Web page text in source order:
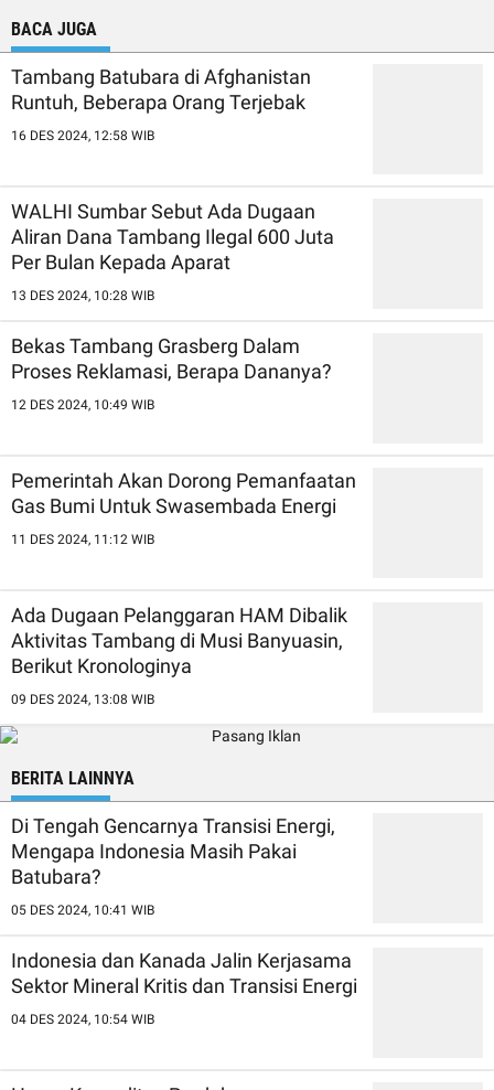
BACA JUGA
Tambang Batubara di Afghanistan
Runtuh, Beberapa Orang Terjebak
16 DES 2024, 12:58 WIB
WALHI Sumbar Sebut Ada Dugaan
Aliran Dana Tambang Ilegal 600 Juta
Per Bulan Kepada Aparat
13 DES 2024, 10:28 WIB
Bekas Tambang Grasberg Dalam
Proses Reklamasi, Berapa Dananya?
12 DES 2024, 10:49 WIB
Pemerintah Akan Dorong Pemanfaatan
Gas Bumi Untuk Swasembada Energi
11 DES 2024, 11:12 WIB
Ada Dugaan Pelanggaran HAM Dibalik
Aktivitas Tambang di Musi Banyuasin,
Berikut Kronologinya
09 DES 2024, 13:08 WIB
BERITA LAINNYA
Di Tengah Gencarnya Transisi Energi,
Mengapa Indonesia Masih Pakai
Batubara?
05 DES 2024, 10:41 WIB
Indonesia dan Kanada Jalin Kerjasama
Sektor Mineral Kritis dan Transisi Energi
04 DES 2024, 10:54 WIB